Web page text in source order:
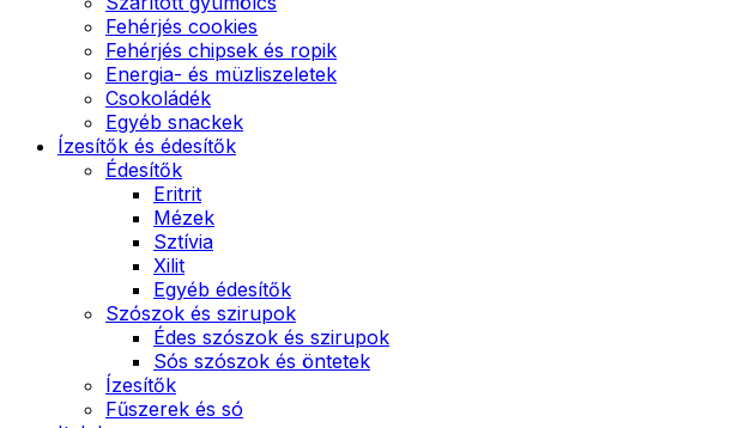
Fehérjés cookies
Fehérjés chipsek és ropik
Energia- és müzliszeletek
Csokoládék
Egyéb snackek
Ízesítők és édesítők
Édesítők
Eritrit
Mézek
Sztívia
Xilit
Egyéb édesítők
Szószok és szirupok
Édes szószok és szirupok
Sós szószok és öntetek
Ízesítők
Fűszerek és só